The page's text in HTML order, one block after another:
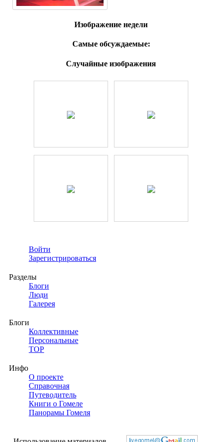
Изображение недели
Самые обсуждаемые:
Случайные изображения
Войти
Зарегистрироваться
Разделы
Блоги
Люди
Галерея
Блоги
Коллективные
Персональные
TOP
Инфо
О проекте
Справочная
Путеводитель
Книги о Гомеле
Панорамы Гомеля